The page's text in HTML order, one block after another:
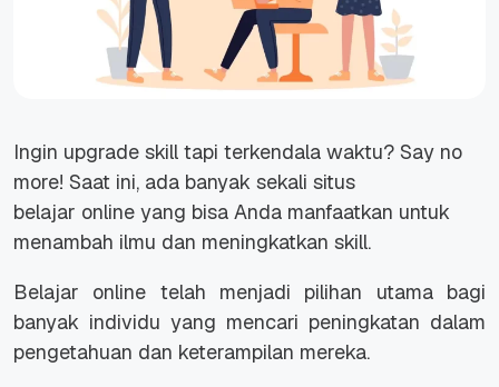
Ingin upgrade skill tapi terkendala waktu? Say no
more! Saat ini, ada banyak sekali situs
belajar online yang bisa Anda manfaatkan untuk
menambah ilmu dan meningkatkan skill.
Belajar online telah menjadi pilihan utama bagi
banyak individu yang mencari peningkatan dalam
pengetahuan dan keterampilan mereka.